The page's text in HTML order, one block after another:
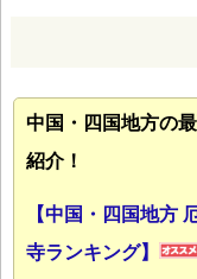
中国・四国地方の
紹介！
【中国・四国地方
寺ランキング】